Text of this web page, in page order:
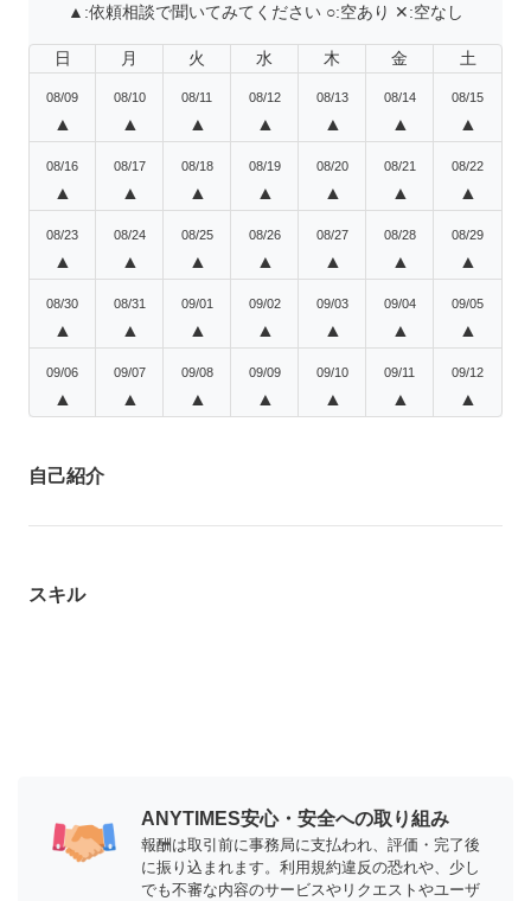
▲:依頼相談で聞いてみてください ○:空あり ✕:空なし
日 月 火 水 木 金 土
08/09
▲
08/10
▲
08/11
▲
08/12
▲
08/13
▲
08/14
▲
08/15
▲
08/16
▲
08/17
▲
08/18
▲
08/19
▲
08/20
▲
08/21
▲
08/22
▲
08/23
▲
08/24
▲
08/25
▲
08/26
▲
08/27
▲
08/28
▲
08/29
▲
08/30
▲
08/31
▲
09/01
▲
09/02
▲
09/03
▲
09/04
▲
09/05
▲
09/06
▲
09/07
▲
09/08
▲
09/09
▲
09/10
▲
09/11
▲
09/12
▲
自己紹介
スキル
ANYTIMES安心・安全への取り組み
報酬は取引前に事務局に支払われ、評価・完了後
に振り込まれます。利用規約違反の恐れや、少し
でも不審な内容のサービスやリクエストやユーザ